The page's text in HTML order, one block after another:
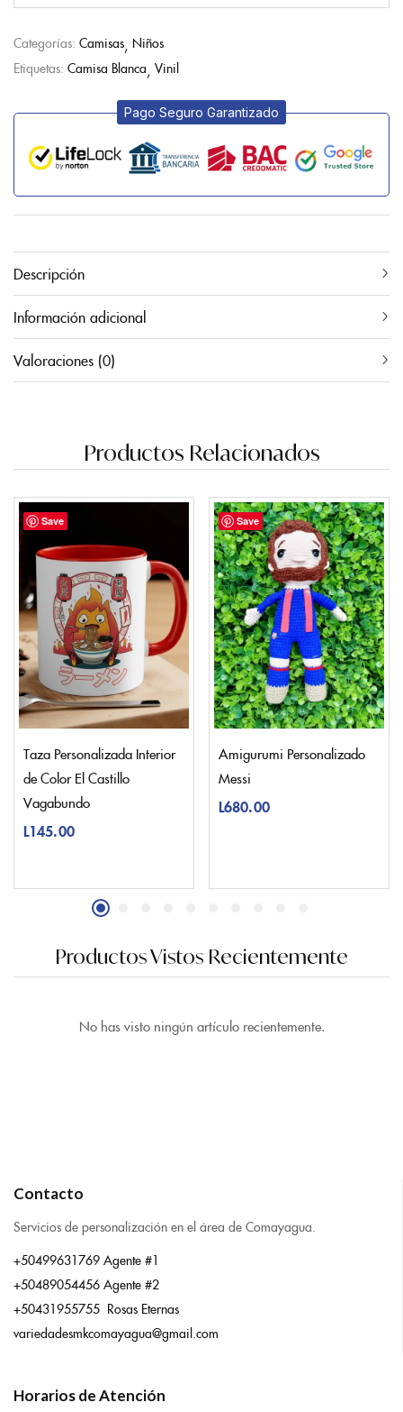
Categorías: Camisas Niños
Etiquetas: Camisa Blanca Vinil
Pago Seguro Garantizado
Descripción
Información adicional
Valoraciones (0)
Productos Relacionados
Save
Taza Personalizada Interior
de Color El Castillo
Vagabundo
L145.00
Save
Amigurumi Personalizado
Messi
L680.00
Productos Vistos Recientemente
No has visto ningún artículo recientemente.
Contacto
Servicios de personalización en el área de Comayagua.
+50499631769 Agente #1
+50489054456 Agente #2
+50431955755 Rosas Eternas
variedadesmkcomayagua@gmail.com
Horarios de Atención